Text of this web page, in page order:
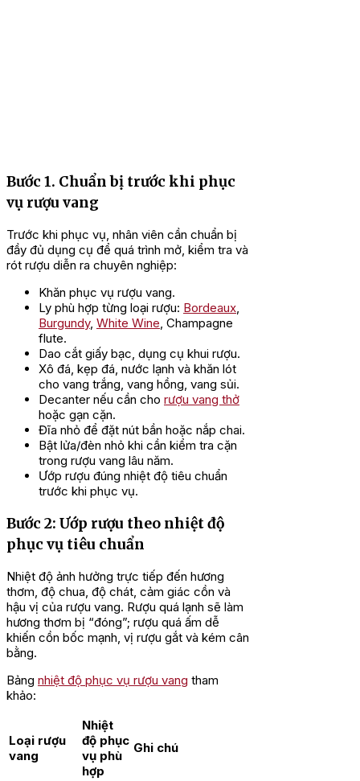
Bước 1. Chuẩn bị trước khi phục
vụ rượu vang
Trước khi phục vụ, nhân viên cần chuẩn bị
đầy đủ dụng cụ để quá trình mở, kiểm tra và
rót rượu diễn ra chuyên nghiệp:
Khăn phục vụ rượu vang.
Ly phù hợp từng loại rượu: Bordeaux,
Burgundy, White Wine, Champagne
flute.
Dao cắt giấy bạc, dụng cụ khui rượu.
Xô đá, kẹp đá, nước lạnh và khăn lót
cho vang trắng, vang hồng, vang sủi.
Decanter nếu cần cho rượu vang thở
hoặc gạn cặn.
Đĩa nhỏ để đặt nút bần hoặc nắp chai.
Bật lửa/đèn nhỏ khi cần kiểm tra cặn
trong rượu vang lâu năm.
Ướp rượu đúng nhiệt độ tiêu chuẩn
trước khi phục vụ.
Bước 2: Ướp rượu theo nhiệt độ
phục vụ tiêu chuẩn
Nhiệt độ ảnh hưởng trực tiếp đến hương
thơm, độ chua, độ chát, cảm giác cồn và
hậu vị của rượu vang. Rượu quá lạnh sẽ làm
hương thơm bị “đóng”; rượu quá ấm dễ
khiến cồn bốc mạnh, vị rượu gắt và kém cân
bằng.
Bảng nhiệt độ phục vụ rượu vang tham
khảo:
Loại rượu
vang
Nhiệt
độ phục
vụ phù
hợp
Ghi chú